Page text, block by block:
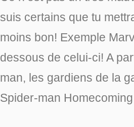
suis certains que tu
moins bon! Exemple
dessous de celui-ci! A
man, les gardiens de la
Spider-man